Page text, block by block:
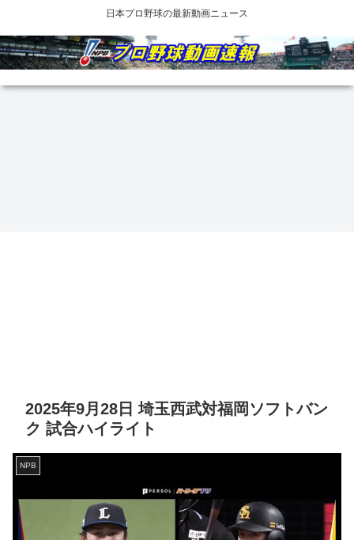
日本プロ野球の最新動画ニュース
2025年9月28日 埼玉西武対福岡ソフトバン
ク 試合ハイライト
NPB